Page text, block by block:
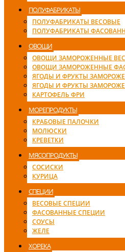
ПОЛУФАБРИКАТЫ
ПОЛУФАБРИКАТЫ ВЕСОВЫЕ
ПОЛУФАБРИКАТЫ
ОВОЩИ
ОВОЩИ ЗАМОРОЖЕННЫЕ
ОВОЩИ ЗАМОРОЖЕННЫЕ
ЯГОДЫ И ФРУКТЫ
ЯГОДЫ И ФРУКТЫ
КАРТОФЕЛЬ ФРИ
МОРЕПРОДУКТЫ
КРАБОВЫЕ ПАЛОЧКИ
МОЛЮСКИ
КРЕВЕТКИ
МЯСОПРОДУКТЫ
СОСИСКИ
КУРИЦА
СПЕЦИИ
ВЕСОВЫЕ СПЕЦИИ
ФАСОВАННЫЕ СПЕЦИИ
СОУСЫ
ЖЕЛЕ
ХОРЕКА